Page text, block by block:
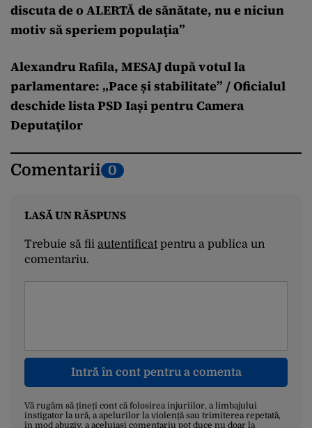
discuta de o ALERTĂ de sănătate, nu e niciun
motiv să speriem populaţia”
Alexandru Rafila, MESAJ după votul la
parlamentare: „Pace și stabilitate” / Oficialul
deschide lista PSD Iași pentru Camera
Deputaţilor
Comentarii 0
LASĂ UN RĂSPUNS
Trebuie să fii autentificatpentru a publica un
comentariu.
Intră în cont pentru a comenta
Vă rugăm să țineți cont că folosirea injuriilor, a limbajului
instigator la ură, a apelurilor la violență sau trimiterea repetată,
în mod abuziv, a aceluiași comentariu pot duce nu doar la